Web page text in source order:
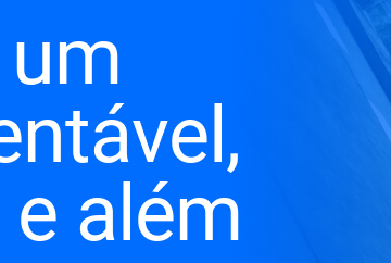
além